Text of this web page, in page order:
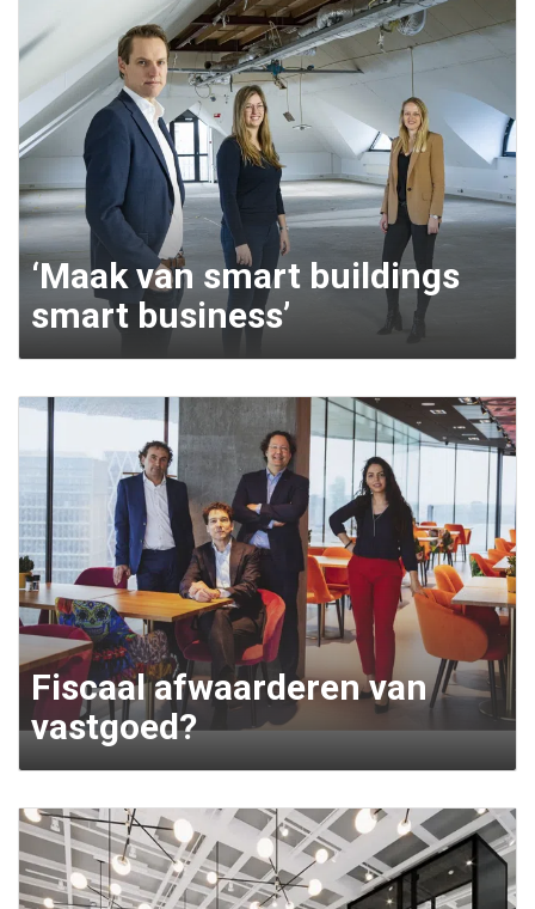
‘Maak van smart buildings
smart business’
Fiscaal afwaarderen van
vastgoed?